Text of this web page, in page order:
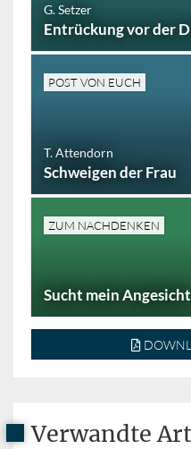
G. Setzer
Entrückung vor der
POST VON EUCH
T. Attendorn
Schweigen der Frau
ZUM NACHDENKEN
Sucht mein Angesicht
Verwandte